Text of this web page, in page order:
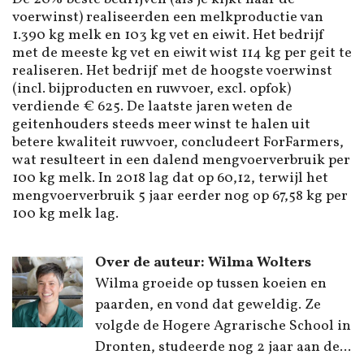
voerwinst) realiseerden een melkproductie van
1.390 kg melk en 103 kg vet en eiwit. Het bedrijf
met de meeste kg vet en eiwit wist 114 kg per geit te
realiseren. Het bedrijf met de hoogste voerwinst
(incl. bijproducten en ruwvoer, excl. opfok)
verdiende € 625. De laatste jaren weten de
geitenhouders steeds meer winst te halen uit
betere kwaliteit ruwvoer, concludeert ForFarmers,
wat resulteert in een dalend mengvoerverbruik per
100 kg melk. In 2018 lag dat op 60,12, terwijl het
mengvoerverbruik 5 jaar eerder nog op 67,58 kg per
100 kg melk lag.
Over de auteur: Wilma Wolters
Wilma groeide op tussen koeien en
paarden, en vond dat geweldig. Ze
volgde de Hogere Agrarische School in
Dronten, studeerde nog 2 jaar aan de...